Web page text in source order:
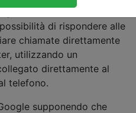
il mio telefono tramite
di rispondere alle
chiamate direttamente
utilizzando un
direttamente al
telefono.
supponendo che